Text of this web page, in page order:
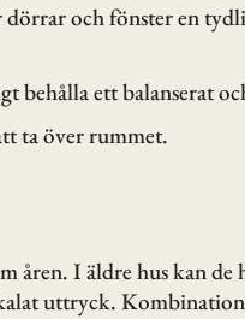
och fönster en
behålla ett balanserat
ta över rummet.
I äldre hus kan de
uttryck.